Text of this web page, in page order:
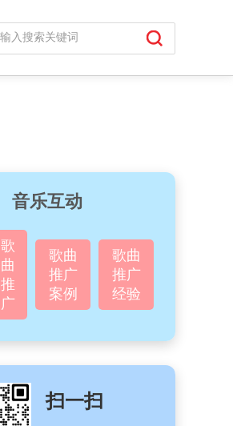
音乐互动
歌
曲
推
广
歌曲
推广
案例
歌曲
推广
经验
扫一扫